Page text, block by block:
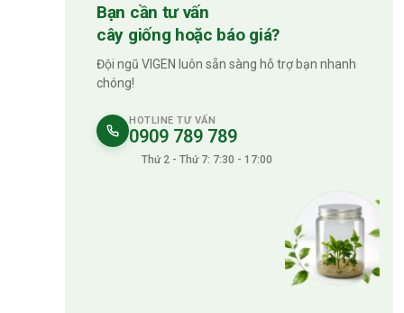
Bạn cần tư vấn
cây giống hoặc báo giá?
Đội ngũ VIGEN luôn sẵn sàng hỗ trợ bạn nhanh
chóng!
HOTLINE TƯ VẤN
0909 789 789
Thứ 2 - Thứ 7: 7:30 - 17:00